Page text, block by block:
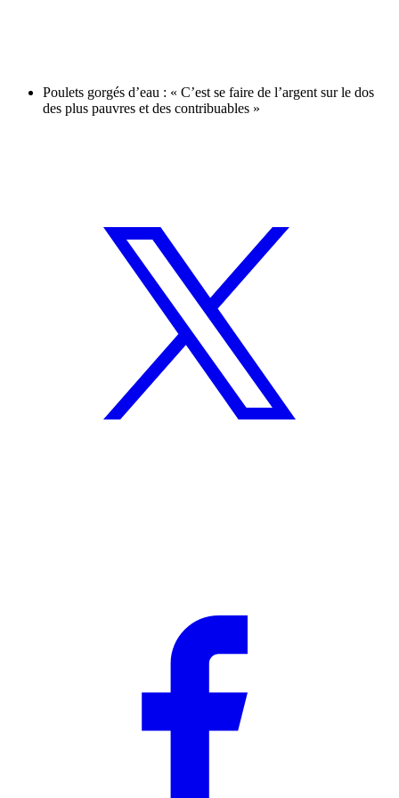
Poulets gorgés d’eau : « C’est se faire de l’argent sur le dos
des plus pauvres et des contribuables »